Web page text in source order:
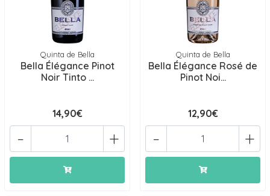
Quinta de Bella
Bella Élégance Pinot
Noir Tinto ...
14,90€
+
-
Quinta de Bella
Bella Élégance Rosé de
Pinot Noi...
12,90€
+
-